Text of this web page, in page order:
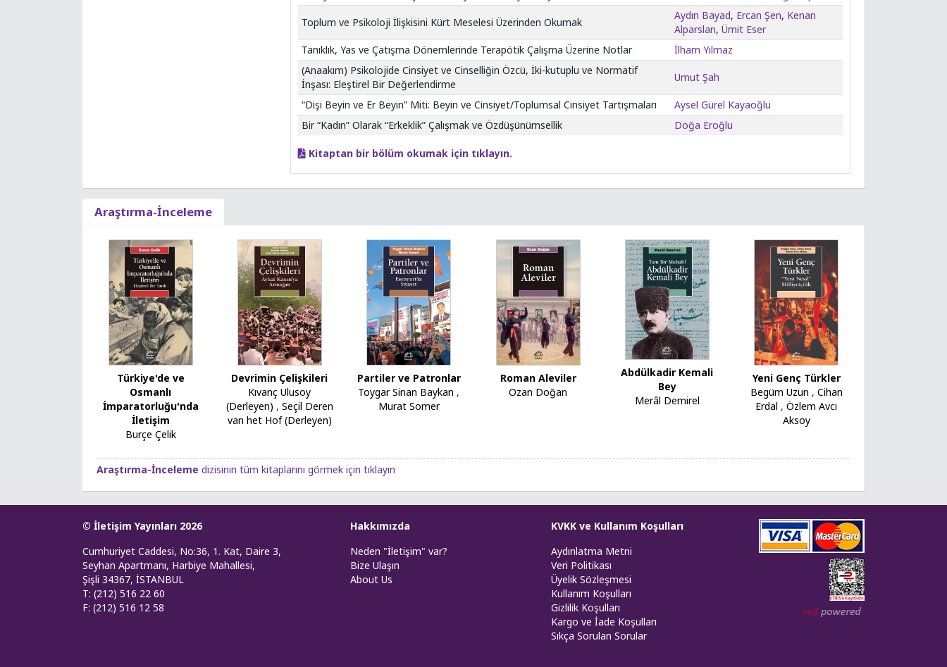
Toplum ve Psikoloji İlişkisini Kürt Meselesi Üzerinden Okumak
Aydın Bayad, Ercan Şen, Kenan
Alparslan, Ümit Eser
Tanıklık, Yas ve Çatışma Dönemlerinde Terapötik Çalışma Üzerine Notlar
İlham Yılmaz
(Anaakım) Psikolojide Cinsiyet ve Cinselliğin Özcü, İki-kutuplu ve Normatif
İnşası: Eleştirel Bir Değerlendirme
Umut Şah
“Dişi Beyin ve Er Beyin” Miti: Beyin ve Cinsiyet/Toplumsal Cinsiyet Tartışmaları
Aysel Gürel Kayaoğlu
Bir “Kadın” Olarak “Erkeklik” Çalışmak ve Özdüşünümsellik
Doğa Eroğlu
Kitaptan bir bölüm okumak için tıklayın.
Araştırma-İnceleme
Türkiye'de ve
Osmanlı
İmparatorluğu'nda
İletişim
Burçe Çelik
Devrimin Çelişkileri
Kıvanç Ulusoy
(Derleyen) , Seçil Deren
van het Hof (Derleyen)
Partiler ve Patronlar
Toygar Sinan Baykan ,
Murat Somer
Roman Aleviler
Ozan Doğan
Abdülkadir Kemali
Bey
Merâl Demirel
Yeni Genç Türkler
Begüm Uzun , Cihan
Erdal ,Özlem Avcı
Aksoy
Araştırma-İnceleme dizisinin tüm kitaplarını görmek için tıklayın
© İletişim Yayınları 2026
Cumhuriyet Caddesi, No:36, 1. Kat, Daire 3,
Seyhan Apartmanı, Harbiye Mahallesi,
Şişli 34367, İSTANBUL
T: (212) 516 22 60
F: (212) 516 12 58
Hakkımızda
Neden "İletişim" var?
Bize Ulaşın
About Us
KVKK ve Kullanım Koşulları
Aydınlatma Metni
Veri Politikası
Üyelik Sözleşmesi
Kullanım Koşulları
Gizlilik Koşulları
Kargo ve İade Koşulları
Sıkça Sorulan Sorular
Web tasarım: Red Bilişim